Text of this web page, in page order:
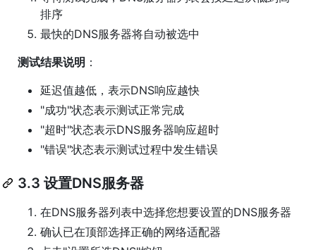
排序
最快的DNS服务器将自动被选中
测试结果说明 ：
延迟值越低，表示DNS响应越快
"成功"状态表示测试正常完成
"超时"状态表示DNS服务器响应超时
"错误"状态表示测试过程中发生错误
3.3 设置DNS服务器
在DNS服务器列表中选择您想要设置的DNS服务器
确认已在顶部选择正确的网络适配器